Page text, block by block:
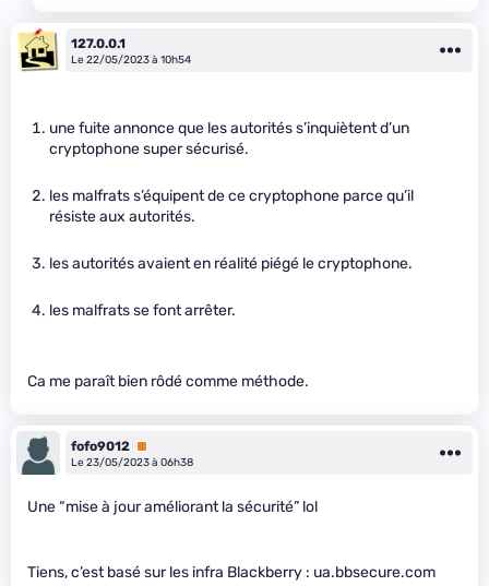
127.0.0.1
Le 22/05/2023 à 10h54
une fuite annonce que les autorités s’inquiètent d’un
cryptophone super sécurisé.
les malfrats s’équipent de ce cryptophone parce qu’il
résiste aux autorités.
les autorités avaient en réalité piégé le cryptophone.
les malfrats se font arrêter.
Ca me paraît bien rôdé comme méthode.
fofo9012 Premium
Le 23/05/2023 à 06h38
Une “mise à jour améliorant la sécurité” lol
Tiens, c’est basé sur les infra Blackberry : ua.bbsecure.com